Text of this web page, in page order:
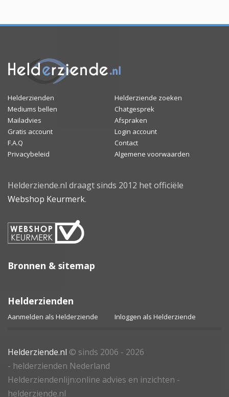
Helderzienden
Helderziende zoeken
Mediums bellen
Chatgesprek
Mailadvies
Afspraken
Gratis account
Login account
F.A.Q
Contact
Privacybeleid
Algemene voorwaarden
Helderziende.nl draagt sinds 2012 het officiële
Webshop Keurmerk.
Bronnen & sitemap
Helderzienden
Aanmelden als Helderziende Inloggen als Helderziende
Helderziende.nl © sinds 2006 - 2026
- helderzienden Nederland
Helderziendenlijn:online advies en inzichten -
helderziende.nl